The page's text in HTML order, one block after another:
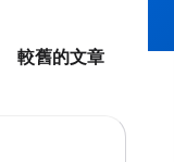
較舊的文章